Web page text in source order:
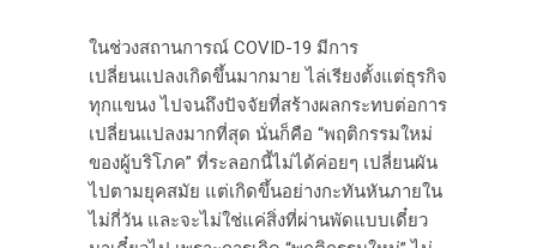
ในช่วงสถานการณ์ COVID-19 มีการ
เปลี่ยนแปลงเกิดขึ้นมากมาย ไล่เรียงตั้งแต่ธุรกิจ
ทุกแขนง ไปจนถึงปัจจัยที่สร้างผลกระทบต่อการ
เปลี่ยนแปลงมากที่สุด นั่นก็คือ “พฤติกรรมใหม่
ของผู้บริโภค” ที่ระลอกนี้ไม่ได้ค่อยๆ เปลี่ยนผัน
ไปตามยุคสมัย แต่เกิดขึ้นอย่างกะทันหันภายใน
ไม่กี่วัน และจะไม่ใช่แค่สิ่งที่ผ่านพัดแบบเดี๋ยว